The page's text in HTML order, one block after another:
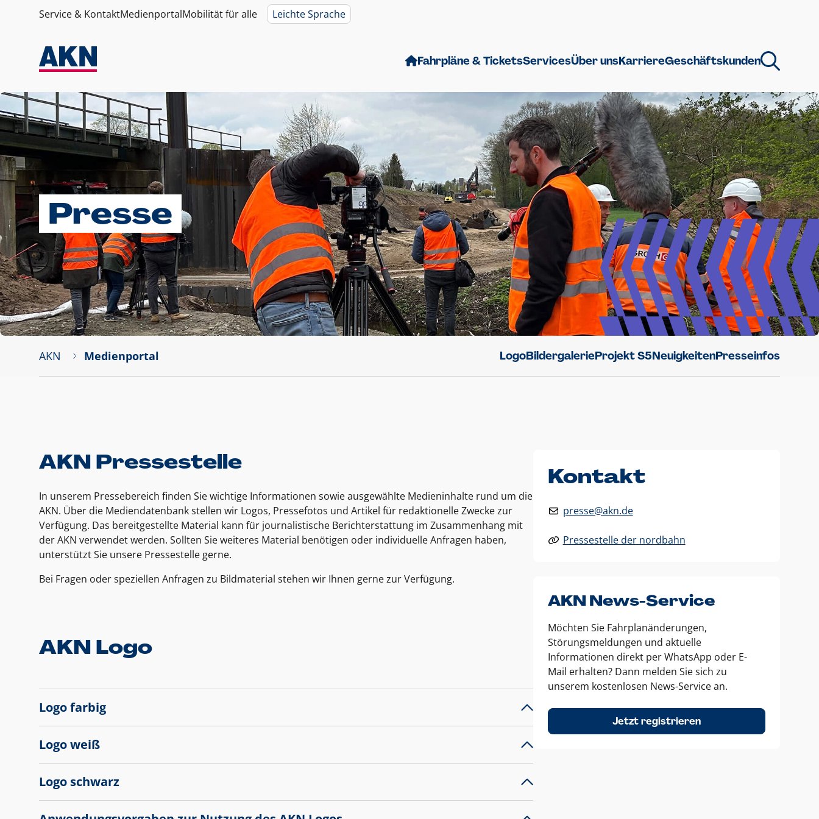
Service & KontaktMedienportalMobilität für alle Leichte Sprache
Fahrpläne & TicketsServicesÜber unsKarriereGeschäftskunden
Presse
AKN Medienportal LogoBildergalerieProjekt S5NeuigkeitenPresseinfos
AKN Pressestelle
In unserem Pressebereich finden Sie wichtige Informationen sowie ausgewählte Medieninhalte rund um die
AKN. Über die Mediendatenbank stellen wir Logos, Pressefotos und Artikel für redaktionelle Zwecke zur
Verfügung. Das bereitgestellte Material kann für journalistische Berichterstattung im Zusammenhang mit
der AKN verwendet werden. Sollten Sie weiteres Material benötigen oder individuelle Anfragen haben,
unterstützt Sie unsere Pressestelle gerne.
Bei Fragen oder speziellen Anfragen zu Bildmaterial stehen wir Ihnen gerne zur Verfügung.
AKN Logo
Logo farbig
Logo weiß
Logo schwarz
Kontakt
presse@akn.de
Pressestelle der nordbahn
AKN News-Service
Möchten Sie Fahrplanänderungen,
Störungsmeldungen und aktuelle
Informationen direkt per WhatsApp oder E-
Mail erhalten? Dann melden Sie sich zu
unserem kostenlosen News-Service an.
Jetzt registrieren